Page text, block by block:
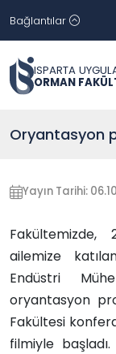
Bağlantılar
ISPARTA
ORMAN
Oryantasyon
Yayın Tarihi:
Fakültemizde,
ailemize
Endüstri
oryantasyon
Fakültesi
filmiyle